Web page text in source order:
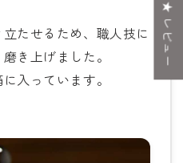
たせるため、職人技に
き上げました。
入っています。
★ レビュー